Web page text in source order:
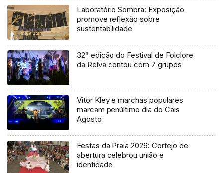
Laboratório Sombra: Exposição
promove reflexão sobre
sustentabilidade
32ª edição do Festival de Folclore
da Relva contou com 7 grupos
Vitor Kley e marchas populares
marcam penúltimo dia do Cais
Agosto
Festas da Praia 2026: Cortejo de
abertura celebrou união e
identidade